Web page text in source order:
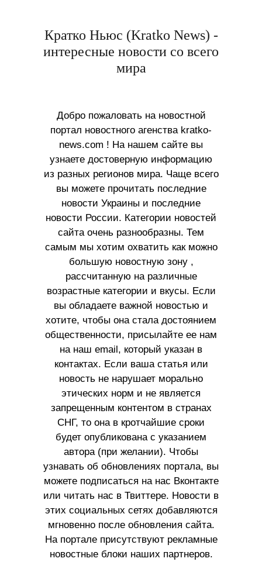
Кратко Ньюс (Kratko News) -
интересные новости со всего
мира
Добро пожаловать на новостной
портал новостного агенства kratko-
news.com ! На нашем сайте вы
узнаете достоверную информацию
из разных регионов мира. Чаще всего
вы можете прочитать последние
новости Украины и последние
новости России. Категории новостей
сайта очень разнообразны. Тем
самым мы хотим охватить как можно
большую новостную зону ,
рассчитанную на различные
возрастные категории и вкусы. Если
вы обладаете важной новостью и
хотите, чтобы она стала достоянием
общественности, присылайте ее нам
на наш email, который указан в
контактах. Если ваша статья или
новость не нарушает морально
этических норм и не является
запрещенным контентом в странах
СНГ, то она в кротчайшие сроки
будет опубликована с указанием
автора (при желании). Чтобы
узнавать об обновлениях портала, вы
можете подписаться на нас Вконтакте
или читать нас в Твиттере. Новости в
этих социальных сетях добавляются
мгновенно после обновления сайта.
На портале присутствуют рекламные
новостные блоки наших партнеров.